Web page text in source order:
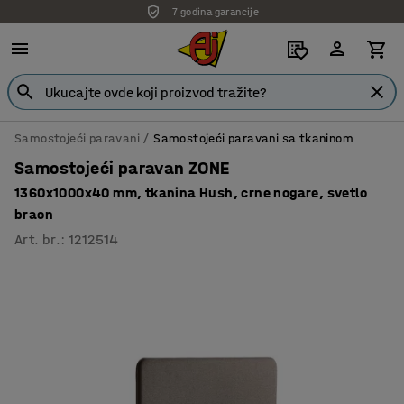
7 godina garancije
Samostojeći paravani Samostojeći paravani sa tkaninom
Samostojeći paravan ZONE
1360x1000x40 mm, tkanina Hush, crne nogare, svetlo
braon
Art. br. :1212514